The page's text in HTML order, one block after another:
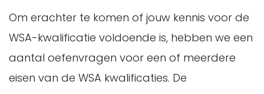
Om erachter te komen of jouw kennis voor de
WSA-kwalificatie voldoende is, hebben we een
aantal oefenvragen voor een of meerdere
eisen van de WSA kwalificaties. De